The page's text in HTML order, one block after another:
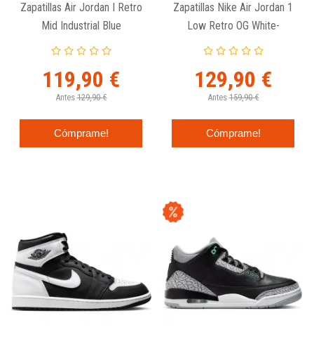
Zapatillas Air Jordan I Retro
Mid Industrial Blue
119,90 €
Antes 129,90 €
Cómprame!
Zapatillas Nike Air Jordan 1
Low Retro OG White-
University Red
129,90 €
Antes 159,90 €
Cómprame!